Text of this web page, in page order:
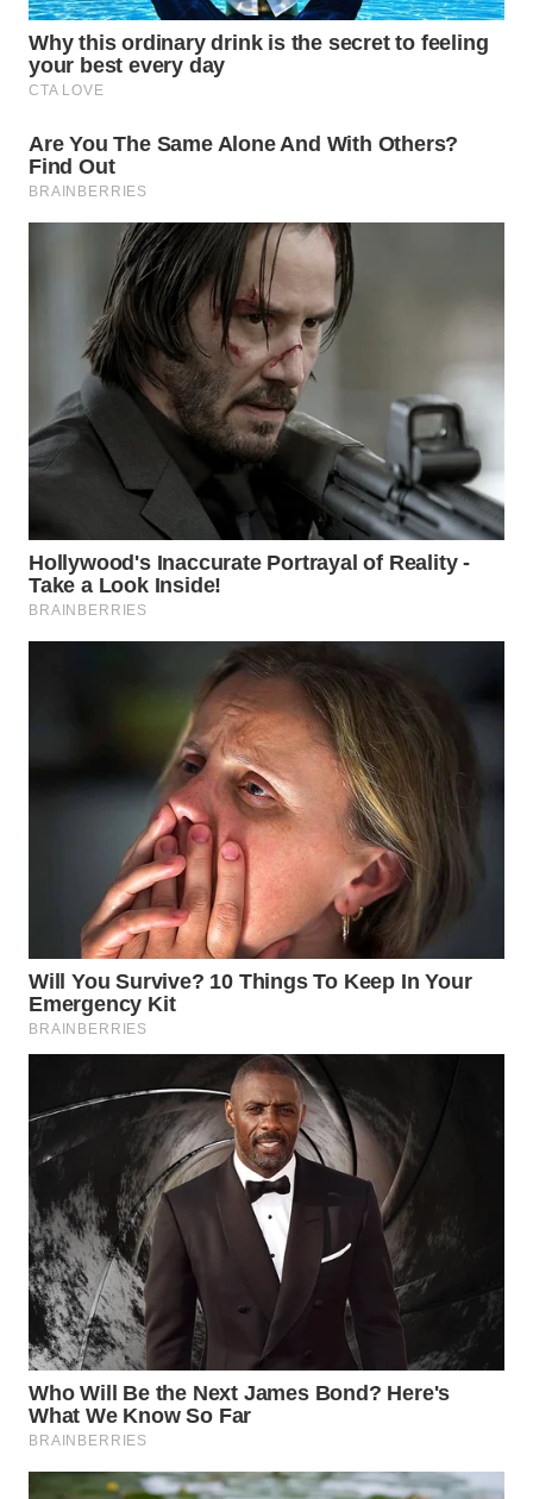
WN
INDRAMAYU
KUNINGAN
WN
MAJALENGKA
SUBANG
WN
SUKABUMI
WN
PURWAKARTA
PRIANGAN
TIMUR
BOROBUDUR
WN
MADURA
WN
SURABAYA
WN
WN
BINTAN
WN
MANDALIKA
WN
LIKUPANG
LABUANBAJO